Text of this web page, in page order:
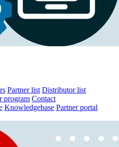
Partner list Distributor list
program Contact
Knowledgebase Partner portal